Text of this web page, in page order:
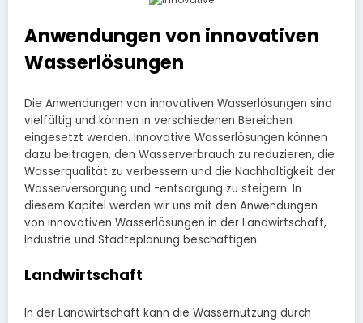
Anwendungen von innovativen
Wasserlösungen
Die Anwendungen von innovativen Wasserlösungen sind
vielfältig und können in verschiedenen Bereichen
eingesetzt werden. Innovative Wasserlösungen können
dazu beitragen, den Wasserverbrauch zu reduzieren, die
Wasserqualität zu verbessern und die Nachhaltigkeit der
Wasserversorgung und -entsorgung zu steigern. In
diesem Kapitel werden wir uns mit den Anwendungen
von innovativen Wasserlösungen in der Landwirtschaft,
Industrie und Städteplanung beschäftigen.
Landwirtschaft
In der Landwirtschaft kann die Wassernutzung durch